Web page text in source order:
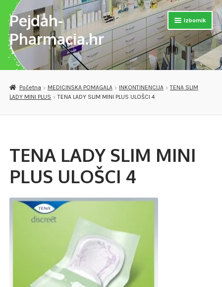
Preskoči
na
navigaciju
Skoči
do
sadržaja
Pejdah-
Pharmacia.hr
Izbornik
Naslovnica
Otvori
DJEČJE PAPUČE
VERSET PARFEMI
PREPARATI ZA SAMOLIJEČENJE I PODIZANJE IMUNITETA
Checkout
Početna MEDICINSKA POMAGALA INKONTINENCIJA
TENA SLIM
LADY MINI PLUS
TENA LADY SLIM MINI PLUS ULOŠCI 4
TENA LADY SLIM MINI
PLUS ULOŠCI 4